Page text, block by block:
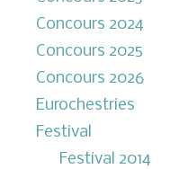
Concours 2024
Concours 2025
Concours 2026
Eurochestries
Festival
Festival 2014